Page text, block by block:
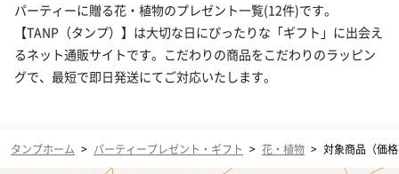
パーティーに贈る花・植物のプレゼント一覧(12件)です。
【TANP（タンプ）】は大切な日にぴったりな「ギフト」に出会え
るネット通販サイトです。こだわりの商品をこだわりのラッピン
グで、最短で即日発送にてご対応いたします。
タンプホーム > パーティープレゼント・ギフト > 花・植物 > 対象商品（価